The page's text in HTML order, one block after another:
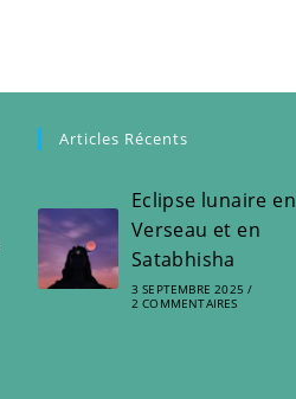
Articles Récents
Eclipse lunaire en
Verseau et en
Satabhisha
3 SEPTEMBRE 2025 /
2 COMMENTAIRES